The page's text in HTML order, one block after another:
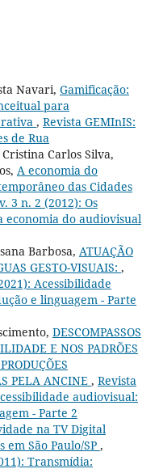
Navari, Gamificação:
para
, Revista GEMInIS:
de Rua
Carlos Silva,
A economia do
das Cidades
3 n. 2 (2012): Os
economia do audiovisual
Barbosa, ATUAÇÃO
GESTO-VISUAIS: ,
Acessibilidade
e linguagem - Parte
DESCOMPASSOS
E NOS PADRÕES
PELA ANCINE , Revista
audiovisual:
- Parte 2
na TV Digital
São Paulo/SP ,
Transmídia: